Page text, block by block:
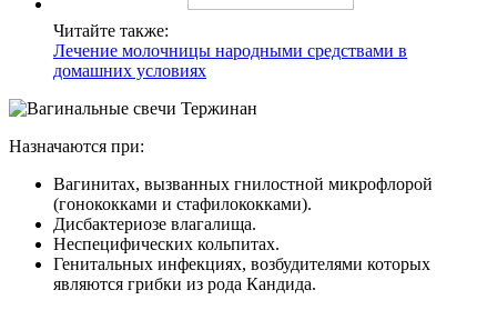
Читайте также:
Лечение молочницы народными средствами в
домашних условиях
Назначаются при:
Вагинитах, вызванных гнилостной микрофлорой
(гонококками и стафилококками).
Дисбактериозе влагалища.
Неспецифических кольпитах.
Генитальных инфекциях, возбудителями которых
являются грибки из рода Кандида.